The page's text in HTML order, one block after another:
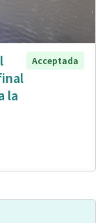
la
Acceptada